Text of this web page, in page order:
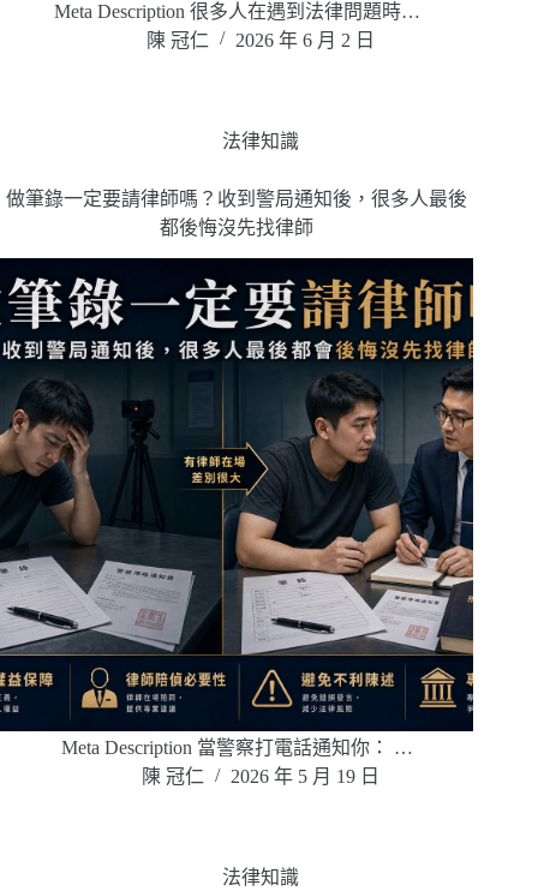
Meta Description 很多人在遇到法律問題時…
陳 冠仁
2026 年 6 月 2 日
法律知識
做筆錄一定要請律師嗎？收到警局通知後，很多人最後
都後悔沒先找律師
Meta Description 當警察打電話通知你： …
陳 冠仁
2026 年 5 月 19 日
法律知識